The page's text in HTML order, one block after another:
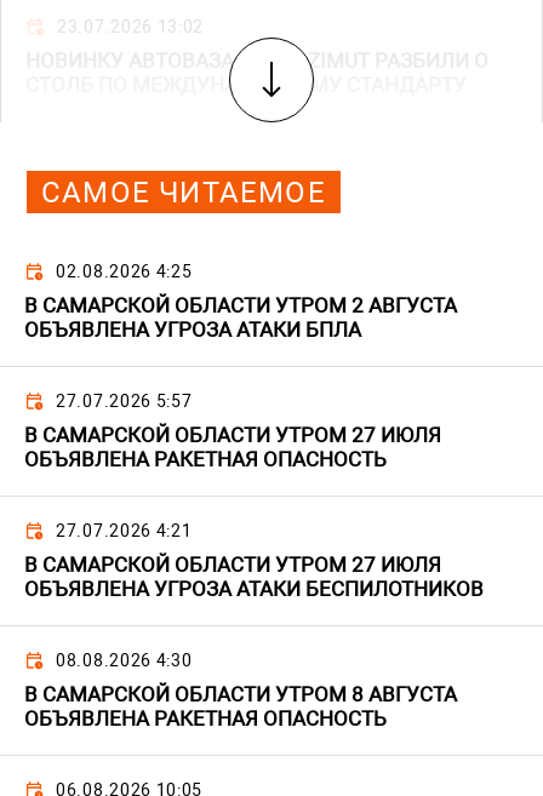
23.07.2026 13:02
НОВИНКУ АВТОВАЗА LADA AZIMUT РАЗБИЛИ О
СТОЛБ ПО МЕЖДУНАРОДНОМУ СТАНДАРТУ
САМОЕ ЧИТАЕМОЕ
02.08.2026 4:25
В САМАРСКОЙ ОБЛАСТИ УТРОМ 2 АВГУСТА
ОБЪЯВЛЕНА УГРОЗА АТАКИ БПЛА
27.07.2026 5:57
В САМАРСКОЙ ОБЛАСТИ УТРОМ 27 ИЮЛЯ
ОБЪЯВЛЕНА РАКЕТНАЯ ОПАСНОСТЬ
27.07.2026 4:21
В САМАРСКОЙ ОБЛАСТИ УТРОМ 27 ИЮЛЯ
ОБЪЯВЛЕНА УГРОЗА АТАКИ БЕСПИЛОТНИКОВ
08.08.2026 4:30
В САМАРСКОЙ ОБЛАСТИ УТРОМ 8 АВГУСТА
ОБЪЯВЛЕНА РАКЕТНАЯ ОПАСНОСТЬ
06.08.2026 10:05